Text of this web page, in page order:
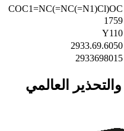
COC1=NC(=NC(=N1)Cl)OC
1759
Y110
2933.69.6050
2933698015
العالمي